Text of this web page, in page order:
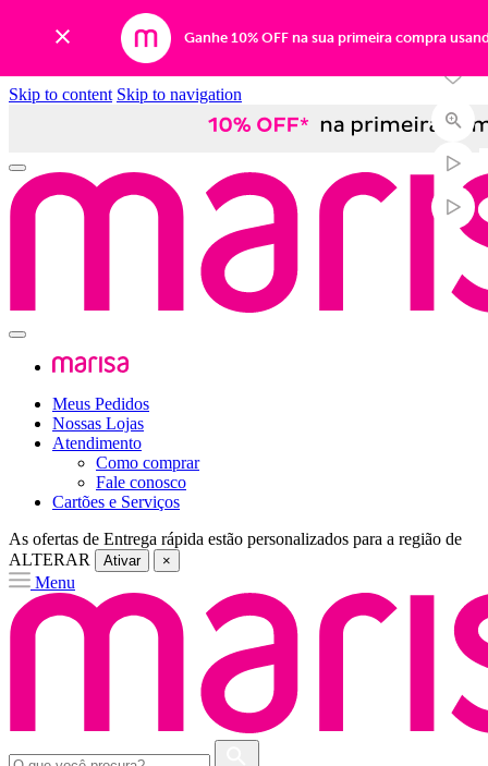
Ganhe 10% OFF na sua primeira compra
Skip to content Skip to navigation
Meus Pedidos
Nossas Lojas
Atendimento
Como comprar
Fale conosco
Cartões e Serviços
As ofertas de Entrega rápida estão personalizados para a região de
ALTERAR
Ativar ×
Menu